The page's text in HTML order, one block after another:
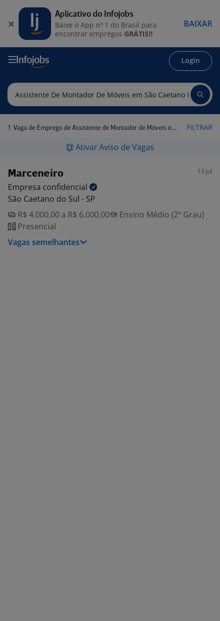
Login
1 Vaga de Emprego de Assistente de Montador de Móveis em São Caetano do Sul - SP FILTRAR
Ativar Aviso de Vagas
Marceneiro 13 jul
Empresa confidencial
São Caetano do Sul - SP
R$ 4.000,00 a R$ 6.000,00
Ensino Médio (2º Grau)
Presencial
Vagas semelhantes
Aplicativo do Infojobs
Baixe o App nº 1 do Brasil para
encontrar empregos GRÁTIS!!
BAIXAR